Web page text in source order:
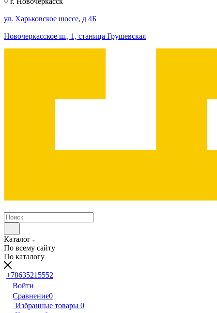
ул. Харьковское шоссе, д 4Б
Новочеркасское ш., 1, станица Грушевская
Каталог
По всему сайту
По каталогу
+78635215552
Войти
Сравнение0
Избранные товары 0